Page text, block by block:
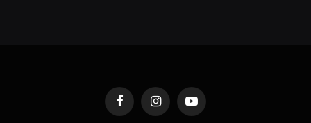
FacebookInstagramYouTube